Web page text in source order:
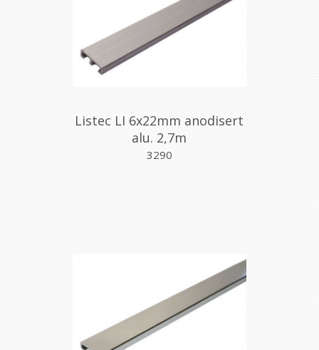
Listec LI 6x22mm anodisert
alu. 2,7m
3290